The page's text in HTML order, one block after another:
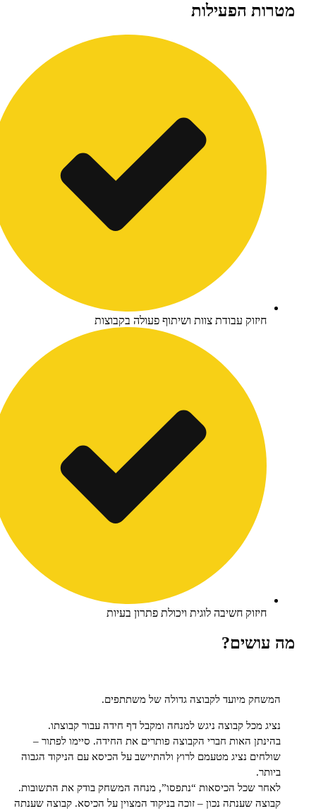
הפעילות
עבודת צוות ושיתוף פעולה בקבוצות
חשיבה לוגית ויכולת פתרון בעיות
מיועד לקבוצה גדולה של משתתפים.
מכל קבוצה ניגש למנחה ומקבל דף חידה עבור קבוצתו.
האות חברי הקבוצה פותרים את החידה. סיימו לפתור –
נציג מטעמם לרוץ ולהתיישב על הכיסא עם הניקוד הגבוה
שכל הכיסאות “נתפסו”, מנחה המשחק בודק את התשובות.
שענתה נכון – זוכה בניקוד המצוין על הכיסא. קבוצה שענתה